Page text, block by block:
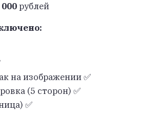
рублей
на изображении ✅
(5 сторон) ✅
✅